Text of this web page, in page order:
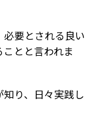
要とされる良い
とと言われま
り、日々実践し